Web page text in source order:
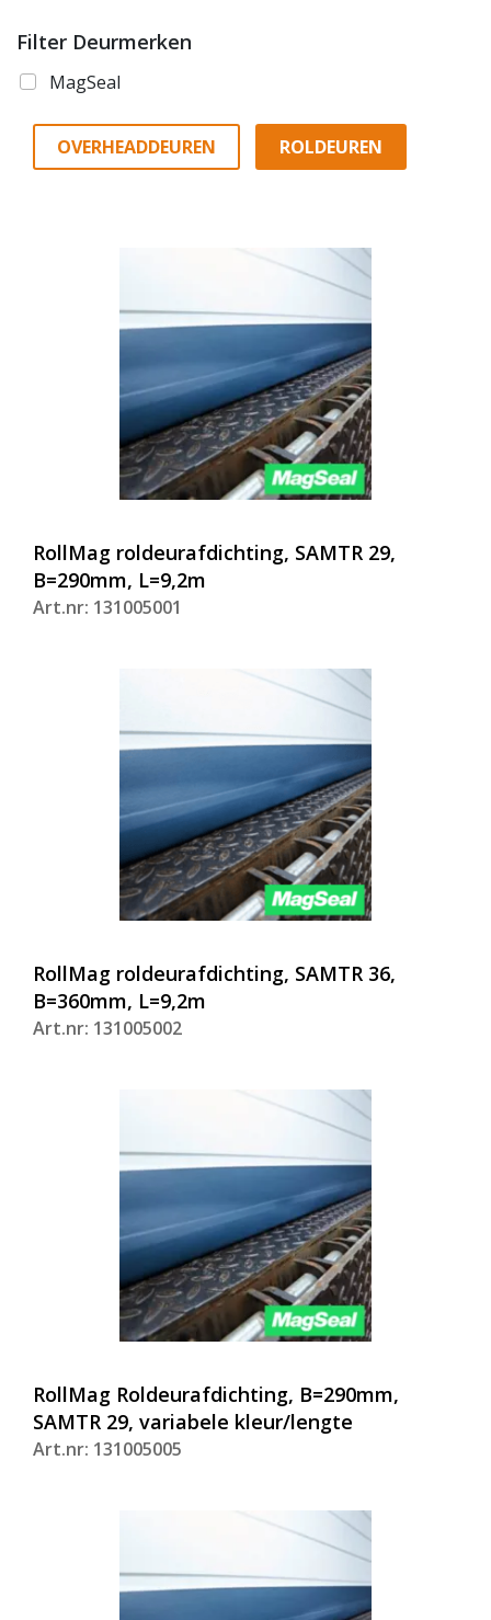
Filter Deurmerken
MagSeal
OVERHEADDEUREN ROLDEUREN
RollMag roldeurafdichting, SAMTR 29,
B=290mm, L=9,2m
Art.nr: 131005001
RollMag roldeurafdichting, SAMTR 36,
B=360mm, L=9,2m
Art.nr: 131005002
RollMag Roldeurafdichting, B=290mm,
SAMTR 29, variabele kleur/lengte
Art.nr: 131005005